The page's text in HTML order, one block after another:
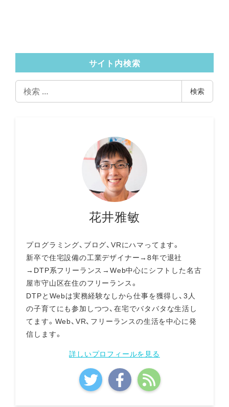
サイト内検索
検
索
検索
花井雅敏
プログラミング、ブログ、VRにハマってます。
新卒で住宅設備の工業デザイナー→8年で退社
→DTP系フリーランス→Web中心にシフトした名古
屋市守山区在住のフリーランス。
DTPとWebは実務経験なしから仕事を獲得し、3人
の子育てにも参加しつつ、在宅でバタバタな生活し
てます。Web、VR、フリーランスの生活を中心に発
信します。
詳しいプロフィールを見る